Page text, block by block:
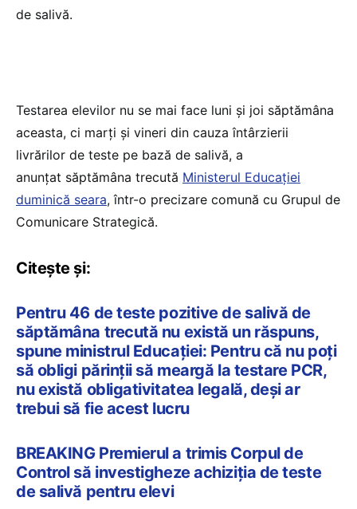
de salivă.
Testarea elevilor nu se mai face luni și joi săptămâna
aceasta, ci marți și vineri din cauza întârzierii
livrărilor de teste pe bază de salivă, a
anunțat săptămâna trecută Ministerul Educației
duminică seara, într-o precizare comună cu Grupul de
Comunicare Strategică.
Citește și:
Pentru 46 de teste pozitive de salivă de
săptămâna trecută nu există un răspuns,
spune ministrul Educației: Pentru că nu poți
să obligi părinții să meargă la testare PCR,
nu există obligativitatea legală, deși ar
trebui să fie acest lucru
BREAKING Premierul a trimis Corpul de
Control să investigheze achiziția de teste
de salivă pentru elevi